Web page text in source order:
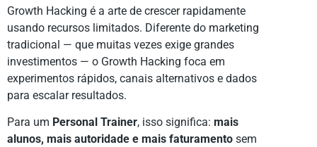
Growth Hacking é a arte de crescer rapidamente
usando recursos limitados. Diferente do marketing
tradicional — que muitas vezes exige grandes
investimentos — o Growth Hacking foca em
experimentos rápidos, canais alternativos e dados
para escalar resultados.
Para um Personal Trainer, isso significa: mais
alunos, mais autoridade e mais faturamento sem